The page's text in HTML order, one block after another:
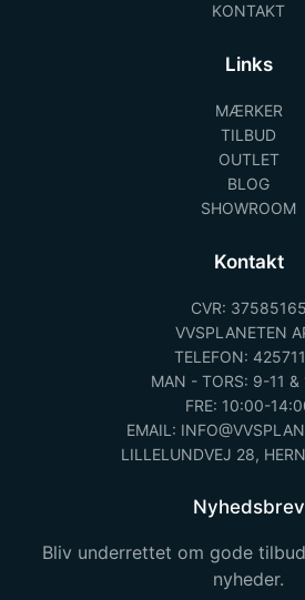
KONTAKT
Links
MÆRKER
TILBUD
OUTLET
BLOG
SHOWROOM
Kontakt
CVR: 37585165
VVSPLANETEN
TELEFON:
MAN - TORS: 9-11 &
FRE: 10:00-
EMAIL:
LILLELUNDVEJ 28,
Nyhedsbrev
Bliv underrettet om gode
nyheder.